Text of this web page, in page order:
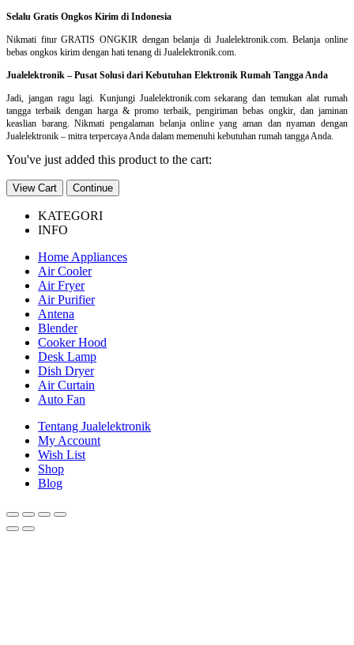
Selalu Gratis Ongkos Kirim di Indonesia
Nikmati fitur GRATIS ONGKIR dengan belanja di Jualelektronik.com. Belanja online
bebas ongkos kirim dengan hati tenang di Jualelektronik.com.
Jualelektronik – Pusat Solusi dari Kebutuhan Elektronik Rumah Tangga Anda
Jadi, jangan ragu lagi. Kunjungi Jualelektronik.com sekarang dan temukan alat rumah
tangga terbaik dengan harga & promo terbaik, pengiriman bebas ongkir, dan jaminan
keaslian barang. Nikmati pengalaman belanja online yang aman dan nyaman dengan
Jualelektronik – mitra terpercaya Anda dalam memenuhi kebutuhan rumah tangga Anda.
You've just added this product to the cart:
View Cart Continue
KATEGORI
INFO
Home Appliances
Air Cooler
Air Fryer
Air Purifier
Antena
Blender
Cooker Hood
Desk Lamp
Dish Dryer
Air Curtain
Auto Fan
Tentang Jualelektronik
My Account
Wish List
Shop
Blog